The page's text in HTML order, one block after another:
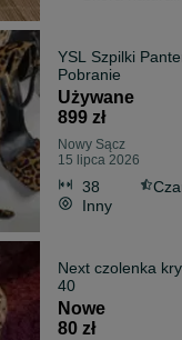
YSL Szpilki
Pobranie
Używane
899 zł
Nowy Sącz
15 lipca 2026
38
Inny
Next czolenka
40
Nowe
80 zł